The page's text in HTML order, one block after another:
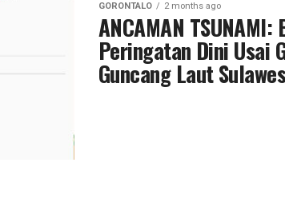
GORONTALO 2 months ago
ANCAMAN TSUNAMI:
Peringatan Dini Usai
Guncang Laut